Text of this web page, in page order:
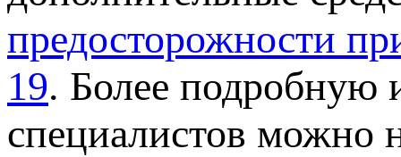
предосторожности
19. Более
специалистов можно